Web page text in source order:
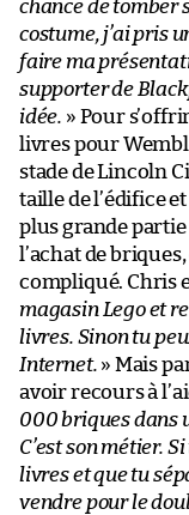
chance de tomber
costume, j’ai pris
faire ma
supporter de
idée. » Pour
livres pour
stade de Lincoln
taille de l’édifice
plus grande partie
l’achat de
compliqué. Chris
magasin Lego et
livres. Sinon tu
Internet. » Mais
avoir recours à
000 briques dans
C’est son métier.
livres et que tu
vendre pour le